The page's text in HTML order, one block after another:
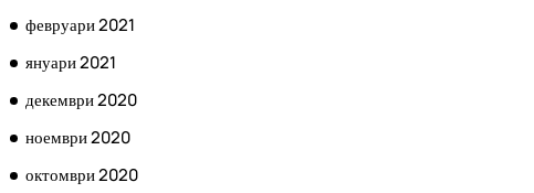
февруари 2021
януари 2021
декември 2020
ноември 2020
октомври 2020